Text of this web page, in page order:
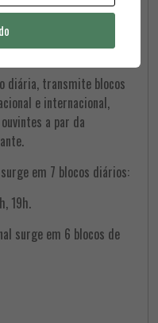
diária, transmite blocos
e internacional,
a par da
em 7 blocos diários:
19h.
surge em 6 blocos de